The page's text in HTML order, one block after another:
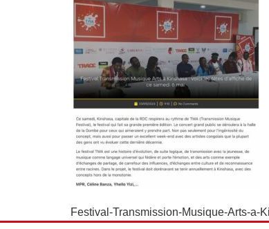
Festival-Transmission-Musique-Arts-a-